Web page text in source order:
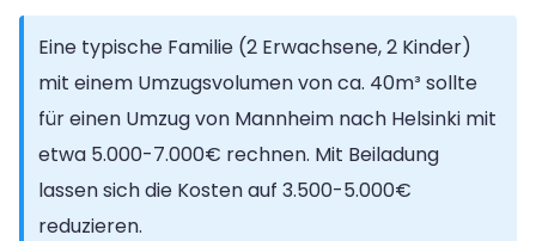
Eine typische Familie (2 Erwachsene, 2 Kinder)
mit einem Umzugsvolumen von ca. 40m³ sollte
für einen Umzug von Mannheim nach Helsinki mit
etwa 5.000-7.000€ rechnen. Mit Beiladung
lassen sich die Kosten auf 3.500-5.000€
reduzieren.